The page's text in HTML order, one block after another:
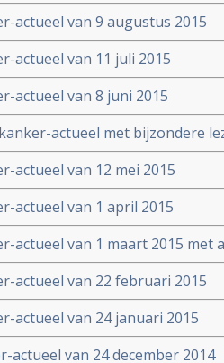
actueel van 9 augustus 2015
actueel van 11 juli 2015
actueel van 8 juni 2015
actueel met bijzondere
outside the box op 25 mei
actueel van 12 mei 2015
actueel van 1 april 2015
actueel van 1 maart 2015 met
niet-toxische middelen en
actueel van 22 februari 2015
actueel van 24 januari 2015
actueel van 24 december 2014